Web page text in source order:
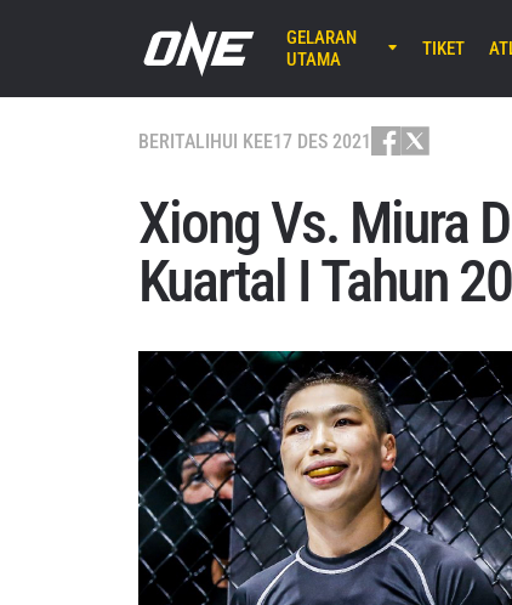
GELARAN
UTAMA
TIKET
BERITALIHUI KEE17 DES 2021
Xiong Vs. Miura
Kuartal I Tahun